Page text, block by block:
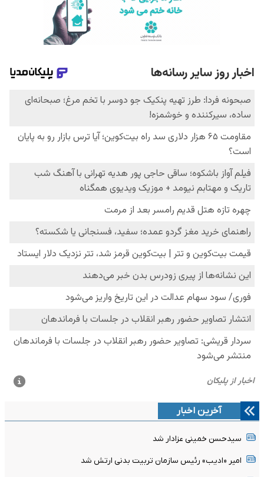
آخرین اخبار
سیدحسن خمینی عزادار شد
امیر «ادیب» رئیس سازمان تربیت بدنی ارتش شد